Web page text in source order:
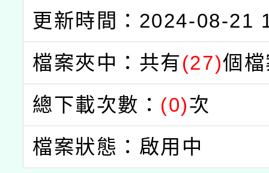
更新時間：2024-08-21
檔案夾中：共有(27)個
總下載次數： (0)次
檔案狀態：啟用中